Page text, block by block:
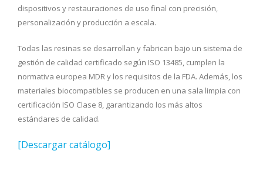
dispositivos y restauraciones de uso final con precisión,
personalización y producción a escala.
Todas las resinas se desarrollan y fabrican bajo un sistema de
gestión de calidad certificado según ISO 13485, cumplen la
normativa europea MDR y los requisitos de la FDA. Además, los
materiales biocompatibles se producen en una sala limpia con
certificación ISO Clase 8, garantizando los más altos
estándares de calidad.
[Descargar catálogo]